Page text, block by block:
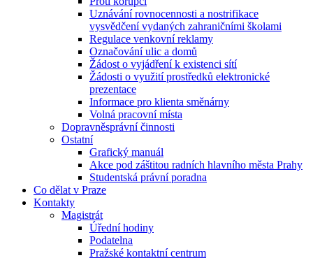
Uznávání rovnocennosti a nostrifikace
vysvědčení vydaných zahraničními školami
Regulace venkovní reklamy
Označování ulic a domů
Žádost o vyjádření k existenci sítí
Žádosti o využití prostředků elektronické
prezentace
Informace pro klienta směnárny
Volná pracovní místa
Dopravněsprávní činnosti
Ostatní
Grafický manuál
Akce pod záštitou radních hlavního města Prahy
Studentská právní poradna
Co dělat v Praze
Kontakty
Magistrát
Úřední hodiny
Podatelna
Pražské kontaktní centrum